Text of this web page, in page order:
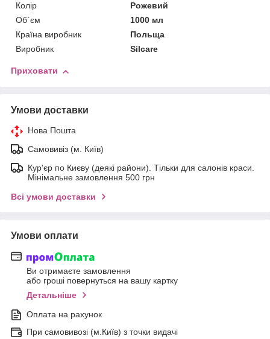
Колір
Рожевий
Об`єм
1000 мл
Країна виробник
Польща
Виробник
Silcare
Приховати
Умови доставки
Нова Пошта
Самовивіз (м. Київ)
Кур'єр по Києву (деякі райони). Тільки для салонів краси.
Мінімальне замовлення 500 грн
Всі умови доставки
Умови оплати
Ви отримаєте замовлення
або гроші повернуться на вашу картку
Детальніше
Оплата на рахунок
При самовивозі (м.Київ) з точки видачі